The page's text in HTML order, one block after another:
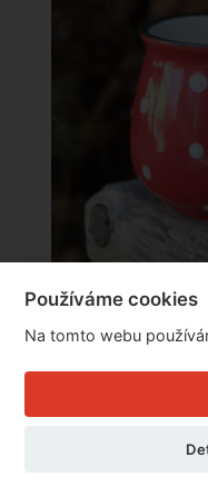
Používáme cookies
Na tomto webu